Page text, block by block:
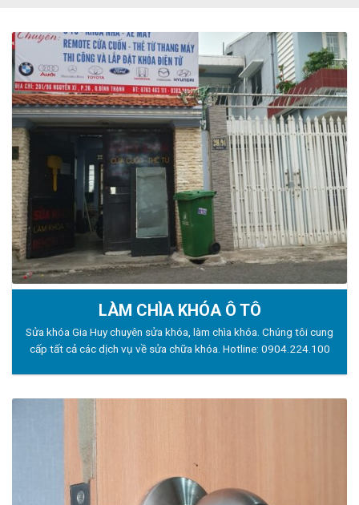
LÀM CHÌA KHÓA Ô TÔ
Sửa khóa Gia Huy chuyên sửa khóa, làm chìa khóa. Chúng tôi cung
cấp tất cả các dịch vụ về sửa chữa khóa. Hotline: 0904.224.100